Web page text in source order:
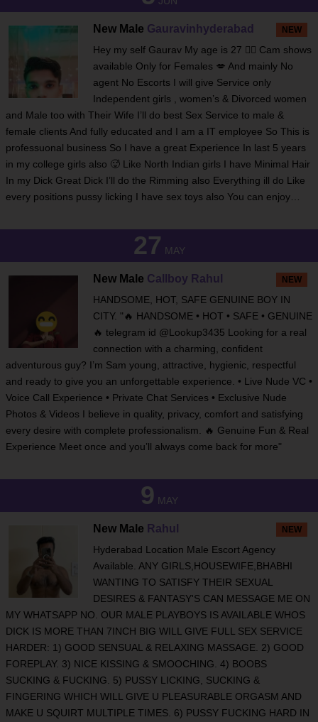
NEW
New Male Gauravinhyderabad
Hey my self Gaurav My age is 27 ❤️‍🔥 Cam shows
available Only for Females 💋 And mainly No
agent No Escorts I will give Service only
Independent girls , women’s & Divorced women
and Male too with Their Wife I’ll do best Sex Service to male &
female clients And fully educated and I am a IT employee So This is
professuonal business So I have a great Experience In last 5 years
in my college girls also 🥵 Like North Indian girls I have Minimal Hair
In my Dick Great Dick I’ll do the Rimming also Everything ill do Like
every positions pussy licking I have sex toys also You can enjoy…
27 MAY
NEW
New Male Callboy Rahul
HANDSOME, HOT, SAFE GENUINE BOY IN
CITY. "🔥 HANDSOME • HOT • SAFE • GENUINE
🔥 telegram id @Lookup3435 Looking for a real
connection with a charming, confident
adventurous guy? I’m Sam young, attractive, hygienic, respectful
and ready to give you an unforgettable experience. • Live Nude VC •
Voice Call Experience • Private Chat Services • Exclusive Nude
Photos & Videos I believe in quality, privacy, comfort and satisfying
every desire with complete professionalism. 🔥 Genuine Fun & Real
Experience Meet once and you’ll always come back for more"
9 MAY
NEW
New Male Rahul
Hyderabad Location Male Escort Agency
Available. ANY GIRLS,HOUSEWIFE,BHABHI
WANTING TO SATISFY THEIR SEXUAL
DESIRES & FANTASY'S CAN MESSAGE ME ON
MY WHATSAPP NO. OUR MALE PLAYBOYS IS AVAILABLE WHOS
DICK IS MORE THAN 7INCH BIG WILL GIVE FULL SEX SERVICE
HARDER: 1) GOOD SENSUAL & RELAXING MASSAGE. 2) GOOD
FOREPLAY. 3) NICE KISSING & SMOOCHING. 4) BOOBS
SUCKING & FUCKING. 5) PUSSY LICKING, SUCKING &
FINGERING WHICH WILL GIVE U PLEASURABLE ORGASM AND
MAKE U SQUIRT MULTIPLE TIMES. 6) PUSSY FUCKING HARD IN